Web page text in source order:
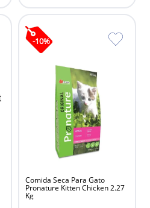
-10%
Comida Seca Para Gato
Pronature Kitten Chicken 2.27
Kg